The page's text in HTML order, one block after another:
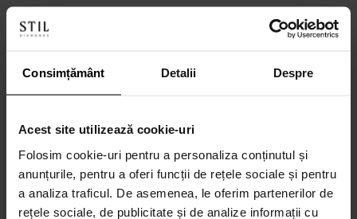
Consimțământ Detalii Despre
Acest site utilizează cookie-uri
Folosim cookie-uri pentru a personaliza conținutul și
anunțurile, pentru a oferi funcții de rețele sociale și pentru
a analiza traficul. De asemenea, le oferim partenerilor de
rețele sociale, de publicitate și de analize informații cu